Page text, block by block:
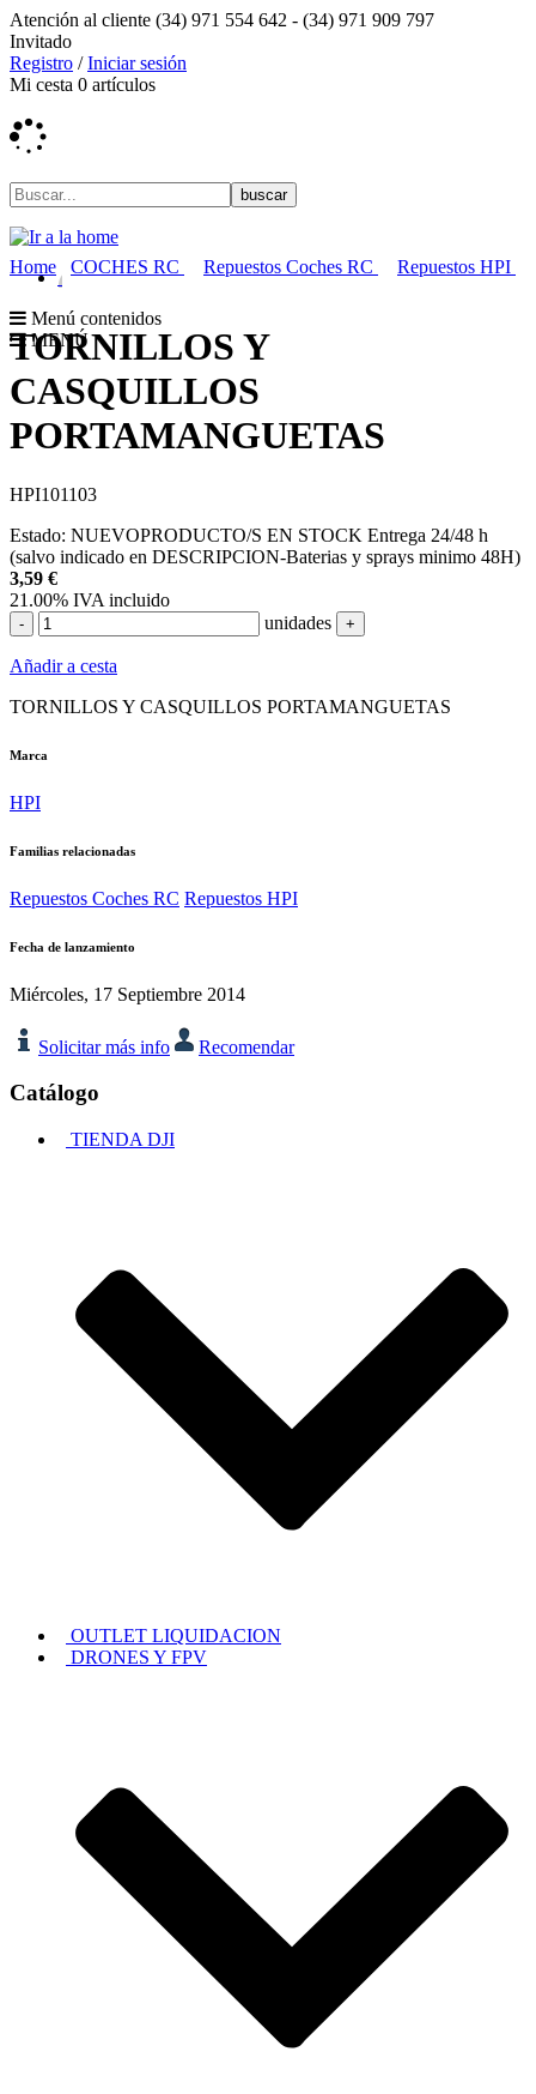
Atención al cliente (34) 971 554 642 - (34) 971 909 797
Invitado
Registro /Iniciar sesión
Mi cesta 0 artículos
Menú contenidos
MENÚ
Home COCHES RC Repuestos Coches RC Repuestos HPI
TORNILLOS Y
CASQUILLOS
PORTAMANGUETAS
HPI101103
Estado: NUEVOPRODUCTO/S EN STOCK Entrega 24/48 h
(salvo indicado en DESCRIPCION-Baterias y sprays minimo 48H)
3,59 €
21.00% IVA incluido
- unidades +
Añadir a cesta
TORNILLOS Y CASQUILLOS PORTAMANGUETAS
Marca
HPI
Familias relacionadas
Repuestos Coches RC Repuestos HPI
Fecha de lanzamiento
Miércoles, 17 Septiembre 2014
Solicitar más info Recomendar
Catálogo
TIENDA DJI
OUTLET LIQUIDACION
DRONES Y FPV